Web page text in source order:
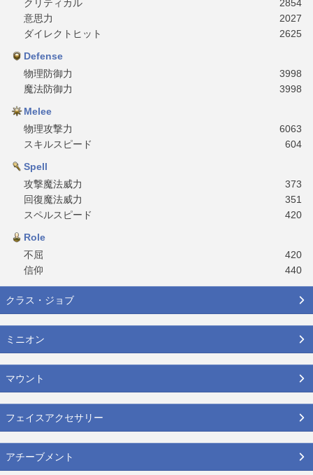
クリティカル
2854
意思力
2027
ダイレクトヒット
2625
Defense
物理防御力
3998
魔法防御力
3998
Melee
物理攻撃力
6063
スキルスピード
604
Spell
攻撃魔法威力
373
回復魔法威力
351
スペルスピード
420
Role
不屈
420
信仰
440
クラス・ジョブ
ミニオン
マウント
フェイスアクセサリー
アチーブメント